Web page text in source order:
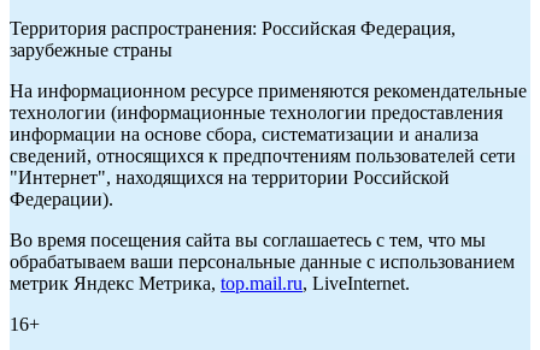
Территория распространения: Российская Федерация,
зарубежные страны
На информационном ресурсе применяются рекомендательные
технологии (информационные технологии предоставления
информации на основе сбора, систематизации и анализа
сведений, относящихся к предпочтениям пользователей сети
"Интернет", находящихся на территории Российской
Федерации).
Во время посещения сайта вы соглашаетесь с тем, что мы
обрабатываем ваши персональные данные с использованием
метрик Яндекс Метрика, top.mail.ru, LiveInternet.
16+